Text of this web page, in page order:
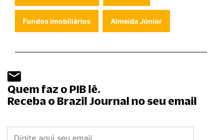
Fundos imobiliários Almeida Júnior
Quem faz o PIB lê.
Receba o Brazil Journal no seu email